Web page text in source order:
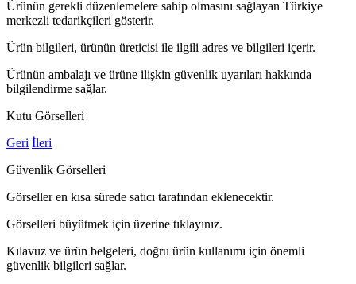
Ürünün gerekli düzenlemelere sahip olmasını sağlayan Türkiye
merkezli tedarikçileri gösterir.
Ürün bilgileri, ürünün üreticisi ile ilgili adres ve bilgileri içerir.
Ürünün ambalajı ve ürüne ilişkin güvenlik uyarıları hakkında
bilgilendirme sağlar.
Kutu Görselleri
Geri İleri
Güvenlik Görselleri
Görseller en kısa sürede satıcı tarafından eklenecektir.
Görselleri büyütmek için üzerine tıklayınız.
Kılavuz ve ürün belgeleri, doğru ürün kullanımı için önemli
güvenlik bilgileri sağlar.